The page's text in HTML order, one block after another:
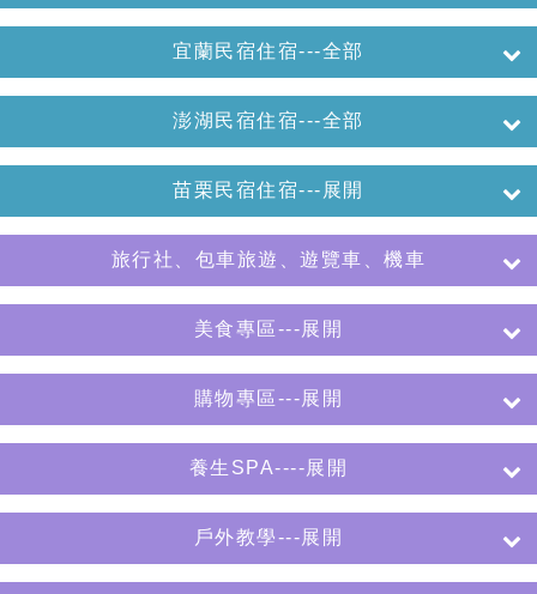
宜蘭民宿住宿---全部
澎湖民宿住宿---全部
苗栗民宿住宿---展開
旅行社、包車旅遊、遊覽車、機車
美食專區---展開
購物專區---展開
養生SPA----展開
戶外教學---展開